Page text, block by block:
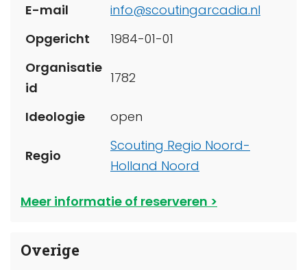
E-mail
info@scoutingarcadia.nl
Opgericht
1984-01-01
Organisatie
id
1782
Ideologie open
Regio
Scouting Regio Noord-
Holland Noord
Meer informatie of reserveren
Overige